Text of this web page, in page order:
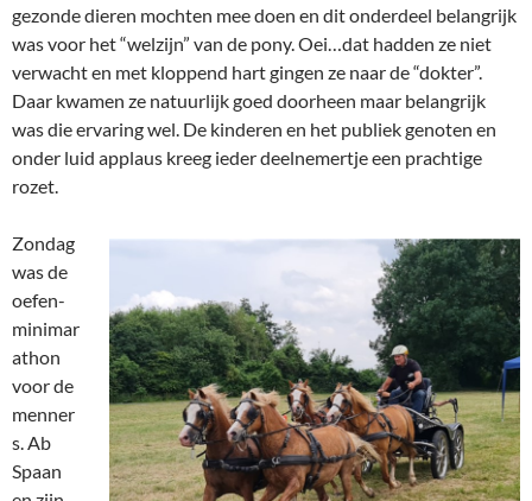
gezonde dieren mochten mee doen en dit onderdeel belangrijk
was voor het “welzijn” van de pony. Oei…dat hadden ze niet
verwacht en met kloppend hart gingen ze naar de “dokter”.
Daar kwamen ze natuurlijk goed doorheen maar belangrijk
was die ervaring wel. De kinderen en het publiek genoten en
onder luid applaus kreeg ieder deelnemertje een prachtige
rozet.
Zondag
was de
oefen-
minimar
athon
voor de
menner
s. Ab
Spaan